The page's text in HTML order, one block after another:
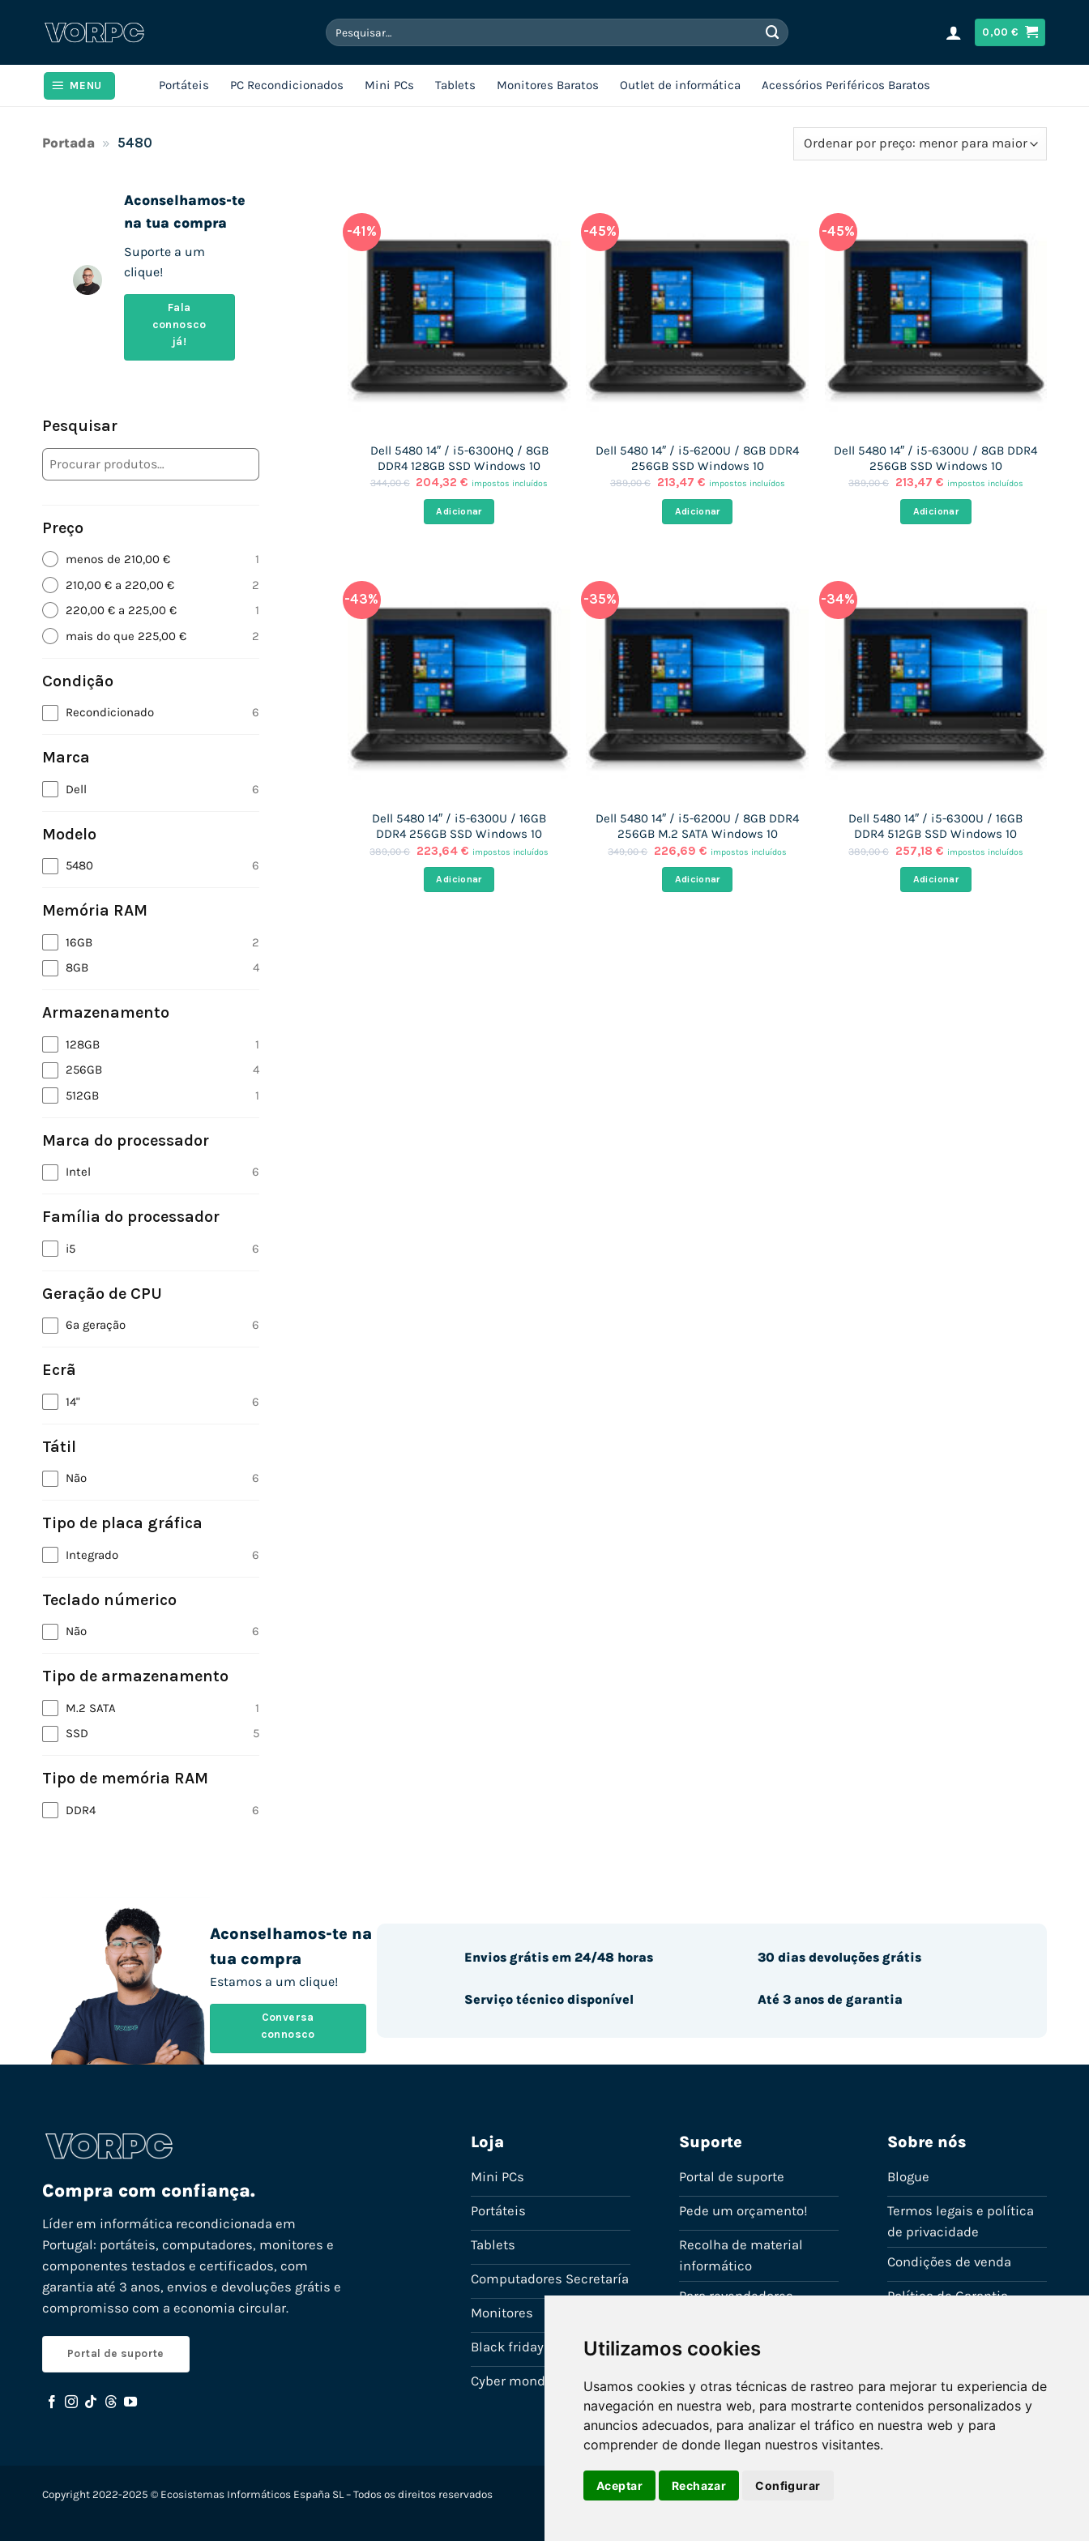
Utilizamos cookies
Usamos cookies y otras técnicas de rastreo para mejorar tu experiencia de
navegación en nuestra web, para mostrarte contenidos personalizados y
anuncios adecuados, para analizar el tráfico en nuestra web y para
comprender de donde llegan nuestros visitantes.
Aceptar Rechazar Configurar
Pesquisar
por:
0,00€
MENU Portáteis PC Recondicionados Mini PCs Tablets Monitores Baratos Outlet de informática Acessórios Periféricos Baratos
Portada » 5480
Aconselhamos-te
na tua compra
Suporte a um
clique!
Fala
connosco
já!
Pesquisar
Preço
menos de 210,00 €
1
210,00 € a 220,00 €
2
220,00 € a 225,00 €
1
mais do que 225,00 €
2
Condição
Recondicionado 6
Marca
Dell 6
Modelo
5480 6
Memória RAM
16GB
2
8GB
4
Armazenamento
128GB
1
256GB
4
512GB
1
Marca do processador
Intel 6
Família do processador
i5 6
Geração de CPU
6ª geração 6
Ecrã
14" 6
Tátil
Não 6
Tipo de placa gráfica
Integrado 6
Teclado númerico
Não 6
Tipo de armazenamento
M.2 SATA
1
SSD
5
Tipo de memória RAM
DDR4 6
-41%
Dell 5480 14″ / i5-6300HQ / 8GB
DDR4 128GB SSD Windows 10
344,00€ O
original
era:
204,32€ O
atual
é:
impostos incluídos
Adicionar
-45%
Dell 5480 14″ / i5-6200U / 8GB DDR4
256GB SSD Windows 10
389,00€
O
original
era:
213,47 €O
atual
é:
impostos incluídos
Adicionar
-45%
Dell 5480 14″ / i5-6300U / 8GB DDR4
256GB SSD Windows 10
389,00€
O
original
era:
213,47 €O
atual
é:
impostos incluídos
Adicionar
-43%
Dell 5480 14″ / i5-6300U / 16GB
DDR4 256GB SSD Windows 10
389,00€
O
original
era:
223,64 €O
preço
atual
é:
impostos incluídos
Adicionar
-35%
Dell 5480 14″ / i5-6200U / 8GB DDR4
256GB M.2 SATA Windows 10
349,00€
O
original
era:
226,69€ O
preço
atual
é:
impostos incluídos
Adicionar
-34%
Dell 5480 14″ / i5-6300U / 16GB
DDR4 512GB SSD Windows 10
389,00€
O
original
era:
257,18 €O
preço
atual
é:
impostos incluídos
Adicionar
Aconselhamos-te na
tua compra
Estamos a um clique!
Conversa
connosco
Envios grátis em 24/48 horas
Serviço técnico disponível
30 dias devoluções grátis
Até 3 anos de garantia
Compra com confiança.
Líder em informática recondicionada em
Portugal: portáteis, computadores, monitores e
componentes testados e certificados, com
garantia até 3 anos, envios e devoluções grátis e
compromisso com a economia circular.
Portal de suporte
Loja
Mini PCs
Portáteis
Tablets
Computadores Secretaría
Monitores
Black friday
Cyber monday
Suporte
Portal de suporte
Pede um orçamento!
Recolha de material
informático
Para revendedores
Sobre nós
Blogue
Termos legais e política
de privacidade
Condições de venda
Política de Garantia
Fale connosco
Copyright 2022-2025 © Ecosistemas Informáticos España SL – Todos os direitos reservados